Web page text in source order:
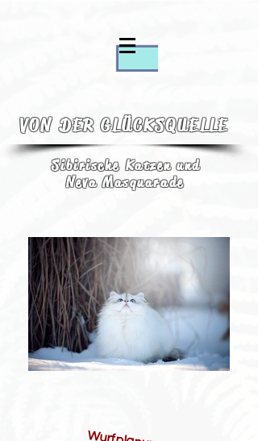
VON DER GLÜCKSQUELLE
Sibirische Katzen und
Neva Masquarade